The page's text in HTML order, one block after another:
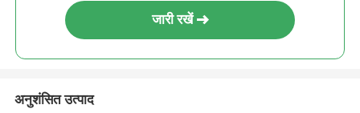
जारी रखें
अनुशंसित उत्पाद